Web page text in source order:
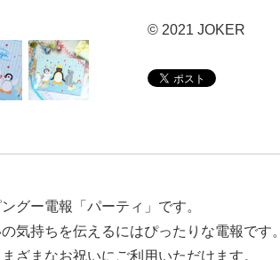
© 2021 JOKER
グー電報「パーティ」です。
気持ちを伝えるにはぴったりな電報です。
ざまなお祝いにご利用いただけます。